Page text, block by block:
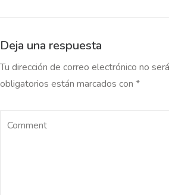
Deja una respuesta
Tu dirección de correo electrónico no
obligatorios están marcados con *